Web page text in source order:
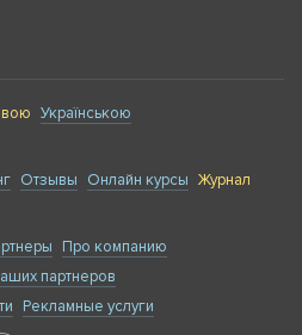
Українською
Отзывы Онлайн курсы Журнал
Про компанию
партнеров
Рекламные услуги